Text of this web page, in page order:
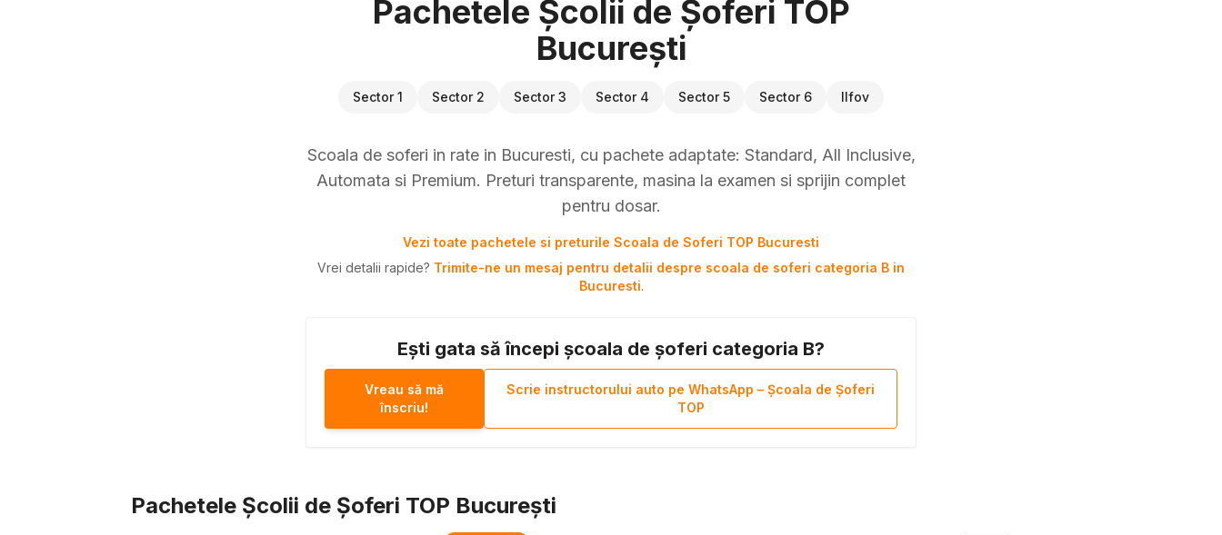
Pachetele Școlii de Șoferi TOP
București
Sector 1 Sector 2 Sector 3 Sector 4 Sector 5 Sector 6 Ilfov
Scoala de soferi in rate in Bucuresti, cu pachete adaptate: Standard, All Inclusive,
Automata si Premium. Preturi transparente, masina la examen si sprijin complet
pentru dosar.
Vezi toate pachetele si preturile Scoala de Soferi TOP Bucuresti
Vrei detalii rapide? Trimite-ne un mesaj pentru detalii despre scoala de soferi categoria B in
Bucuresti.
Ești gata să începi școala de șoferi categoria B?
Vreau să mă
înscriu!
Scrie instructorului auto pe WhatsApp – Școala de Șoferi
TOP
Pachetele Școlii de Șoferi TOP București